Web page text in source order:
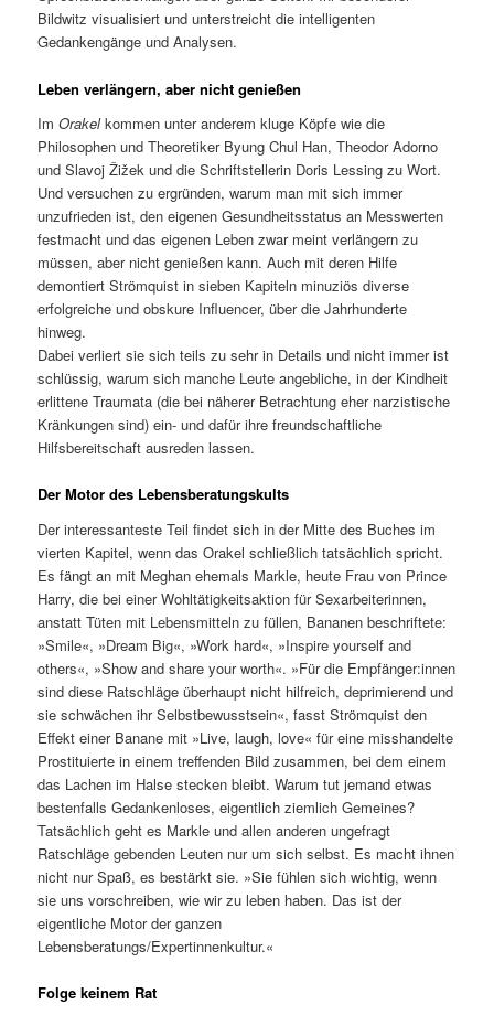
Bildwitz visualisiert und unterstreicht die intelligenten
Gedankengänge und Analysen.
Leben verlängern, aber nicht genießen
ImOrakelkommen unter anderem kluge Köpfe wie die
Philosophen und Theoretiker Byung Chul Han, Theodor Adorno
und Slavoj Žižek und die Schriftstellerin Doris Lessing zu Wort.
Und versuchen zu ergründen, warum man mit sich immer
unzufrieden ist, den eigenen Gesundheitsstatus an Messwerten
festmacht und das eigenen Leben zwar meint verlängern zu
müssen, aber nicht genießen kann. Auch mit deren Hilfe
demontiert Strömquist in sieben Kapiteln minuziös diverse
erfolgreiche und obskure Influencer, über die Jahrhunderte
hinweg.
Dabei verliert sie sich teils zu sehr in Details und nicht immer ist
schlüssig, warum sich manche Leute angebliche, in der Kindheit
erlittene Traumata (die bei näherer Betrachtung eher narzistische
Kränkungen sind) ein- und dafür ihre freundschaftliche
Hilfsbereitschaft ausreden lassen.
Der Motor des Lebensberatungskults
Der interessanteste Teil findet sich in der Mitte des Buches im
vierten Kapitel, wenn das Orakel schließlich tatsächlich spricht.
Es fängt an mit Meghan ehemals Markle, heute Frau von Prince
Harry, die bei einer Wohltätigkeitsaktion für Sexarbeiterinnen,
anstatt Tüten mit Lebensmitteln zu füllen, Bananen beschriftete:
»Smile«, »Dream Big«, »Work hard«, »Inspire yourself and
others«, »Show and share your worth«. »Für die Empfänger:innen
sind diese Ratschläge überhaupt nicht hilfreich, deprimierend und
sie schwächen ihr Selbstbewusstsein«, fasst Strömquist den
Effekt einer Banane mit »Live, laugh, love« für eine misshandelte
Prostituierte in einem treffenden Bild zusammen, bei dem einem
das Lachen im Halse stecken bleibt. Warum tut jemand etwas
bestenfalls Gedankenloses, eigentlich ziemlich Gemeines?
Tatsächlich geht es Markle und allen anderen ungefragt
Ratschläge gebenden Leuten nur um sich selbst. Es macht ihnen
nicht nur Spaß, es bestärkt sie. »Sie fühlen sich wichtig, wenn
sie uns vorschreiben, wie wir zu leben haben. Das ist der
eigentliche Motor der ganzen
Lebensberatungs/Expertinnenkultur.«
Folge keinem Rat